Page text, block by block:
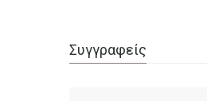
Συγγραφείς